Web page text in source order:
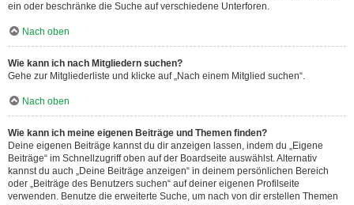
ein oder beschränke die Suche auf verschiedene Unterforen.
Nach oben
Wie kann ich nach Mitgliedern suchen?
Gehe zur Mitgliederliste und klicke auf „Nach einem Mitglied suchen“.
Nach oben
Wie kann ich meine eigenen Beiträge und Themen finden?
Deine eigenen Beiträge kannst du dir anzeigen lassen, indem du „Eigene
Beiträge“ im Schnellzugriff oben auf der Boardseite auswählst. Alternativ
kannst du auch „Deine Beiträge anzeigen“ in deinem persönlichen Bereich
oder „Beiträge des Benutzers suchen“ auf deiner eigenen Profilseite
verwenden. Benutze die erweiterte Suche, um nach von dir erstellen Themen